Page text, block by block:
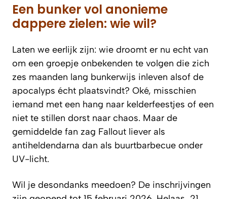
Een bunker vol anonieme
dappere zielen: wie wil?
Laten we eerlijk zijn: wie droomt er nu echt van
om een groepje onbekenden te volgen die zich
zes maanden lang bunkerwijs inleven alsof de
apocalyps écht plaatsvindt? Oké, misschien
iemand met een hang naar kelderfeestjes of een
niet te stillen dorst naar chaos. Maar de
gemiddelde fan zag Fallout liever als
antiheldendarna dan als buurtbarbecue onder
UV-licht.
Wil je desondanks meedoen? De inschrijvingen